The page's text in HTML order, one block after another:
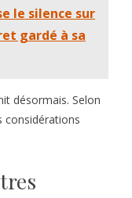
le silence sur
gardé à sa
désormais. Selon
considérations